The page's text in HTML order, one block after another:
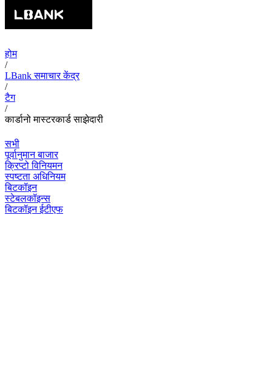
होम
/
LBank समाचार केंद्र
/
टैग
/
कार्डानो मास्टरकार्ड साझेदारी
सभी
पूर्वानुमान बाजार
क्रिप्टो विनियमन
स्पष्टता अधिनियम
बिटकॉइन
स्टेबलकॉइन्स
बिटकॉइन ईटीएफ